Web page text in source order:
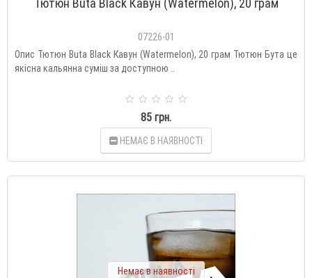
07226-01
Опис Тютюн Buta Black Кавун (Watermelon), 20 грам Тютюн Бута це
якісна кальянна суміш за доступною ..
85 грн.
НЕМАЄ В НАЯВНОСТІ
Немає в наявності